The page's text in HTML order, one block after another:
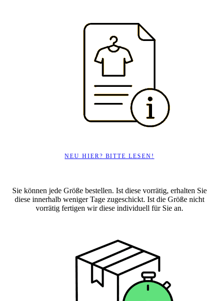
NEU HIER? BITTE LESEN!
Sie können jede Größe bestellen. Ist diese vorrätig, erhalten Sie
diese innerhalb weniger Tage zugeschickt. Ist die Größe nicht
vorrätig fertigen wir diese individuell für Sie an.